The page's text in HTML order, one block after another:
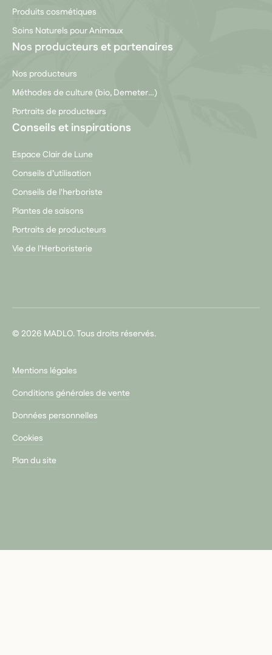
Produits cosmétiques
Soins Naturels pour Animaux
Nos producteurs et partenaires
Nos producteurs
Méthodes de culture (bio, Demeter…)
Portraits de producteurs
Conseils et inspirations
Espace Clair de Lune
Conseils d’utilisation
Conseils de l'herboriste
Plantes de saisons
Portraits de producteurs
Vie de l'Herboristerie
© 2026 MADLO. Tous droits réservés.
Mentions légales
Conditions générales de vente
Données personnelles
Cookies
Plan du site